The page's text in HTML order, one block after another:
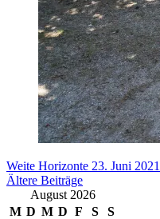
Weite Horizonte 23. Juni 2021
Beitragsnavigation
Ältere Beiträge
August 2026
M D M D F S
S